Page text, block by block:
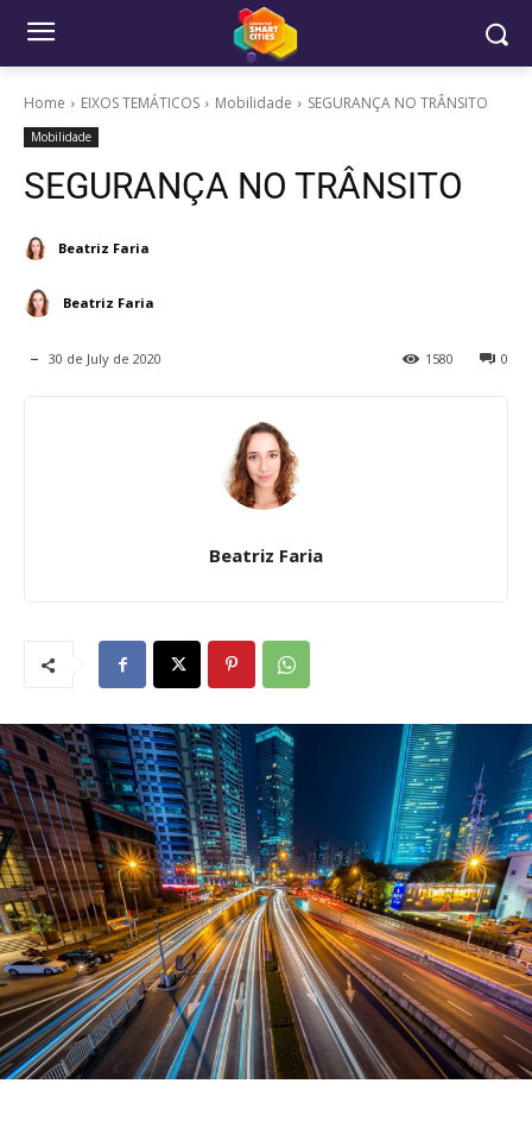
Home EIXOS TEMÁTICOS Mobilidade SEGURANÇA NO TRÂNSITO
Mobilidade
SEGURANÇA NO TRÂNSITO
Beatriz Faria
Beatriz Faria
30 de July de 2020 0
1580
Beatriz Faria